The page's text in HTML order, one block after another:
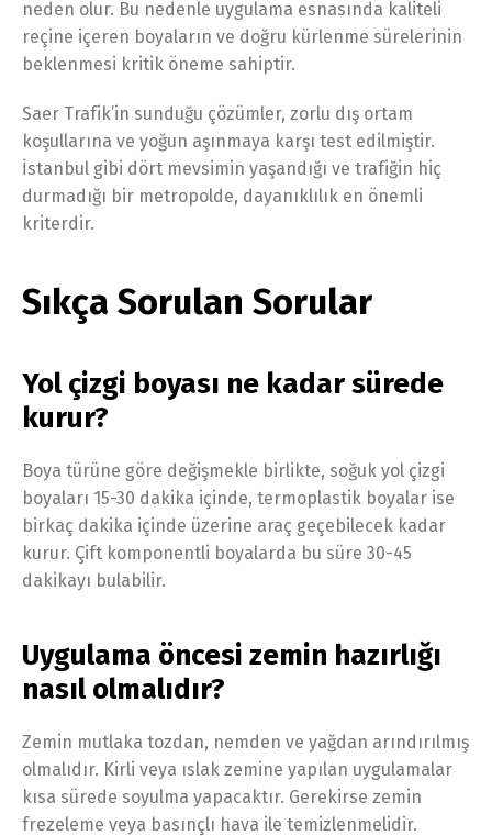
neden olur. Bu nedenle uygulama esnasında kaliteli
reçine içeren boyaların ve doğru kürlenme sürelerinin
beklenmesi kritik öneme sahiptir.
Saer Trafik’in sunduğu çözümler, zorlu dış ortam
koşullarına ve yoğun aşınmaya karşı test edilmiştir.
İstanbul gibi dört mevsimin yaşandığı ve trafiğin hiç
durmadığı bir metropolde, dayanıklılık en önemli
kriterdir.
Sıkça Sorulan Sorular
Yol çizgi boyası ne kadar sürede
kurur?
Boya türüne göre değişmekle birlikte, soğuk yol çizgi
boyaları 15-30 dakika içinde, termoplastik boyalar ise
birkaç dakika içinde üzerine araç geçebilecek kadar
kurur. Çift komponentli boyalarda bu süre 30-45
dakikayı bulabilir.
Uygulama öncesi zemin hazırlığı
nasıl olmalıdır?
Zemin mutlaka tozdan, nemden ve yağdan arındırılmış
olmalıdır. Kirli veya ıslak zemine yapılan uygulamalar
kısa sürede soyulma yapacaktır. Gerekirse zemin
frezeleme veya basınçlı hava ile temizlenmelidir.